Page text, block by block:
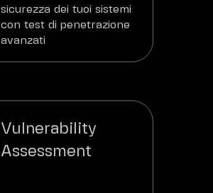
sicurezza dei tuoi sistemi
con test di penetrazione
avanzati
Vulnerability
Assessment